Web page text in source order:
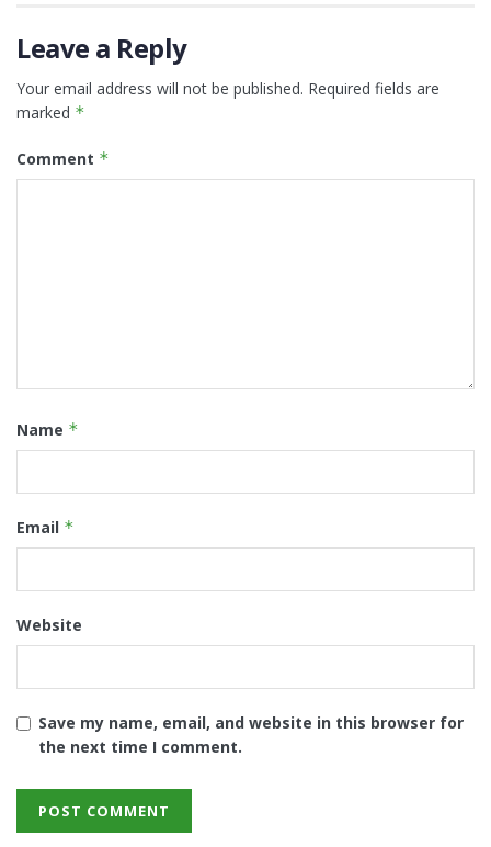
Leave a Reply
Your email address will not be published. Required fields are
marked *
Comment *
Name *
Email *
Website
Save my name, email, and website in this browser for
the next time I comment.